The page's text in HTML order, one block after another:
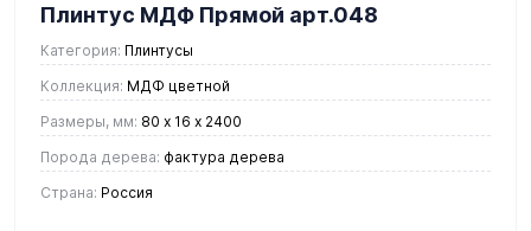
Плинтус МДФ Прямой арт.048
Категория: Плинтусы
Коллекция: МДФ цветной
Размеры, мм: 80 х 16 х 2400
Порода дерева: фактура дерева
Страна: Россия